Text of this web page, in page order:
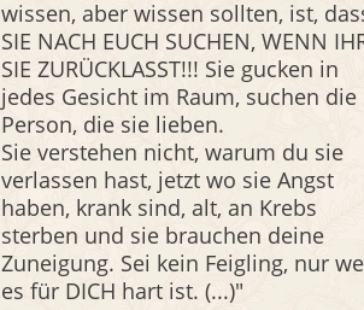
wissen, aber wissen sollten, ist,
SIE NACH EUCH SUCHEN, WENN
SIE ZURÜCKLASST!!! Sie gucken in
jedes Gesicht im Raum, suchen die
Person, die sie lieben.
Sie verstehen nicht, warum du sie
verlassen hast, jetzt wo sie Angst
haben, krank sind, alt, an Krebs
sterben und sie brauchen deine
Zuneigung. Sei kein Feigling, nur
es für DICH hart ist. (...)"